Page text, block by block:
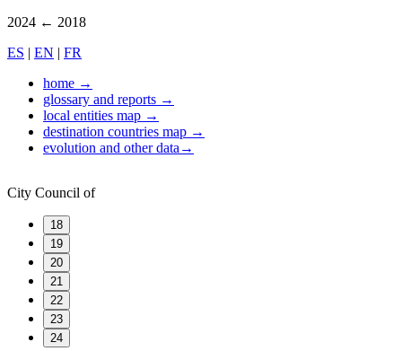
2024 ← 2018
ES | EN | FR
home →
glossary and reports →
local entities map →
destination countries map →
evolution and other data→
City Council of
18
19
20
21
22
23
24